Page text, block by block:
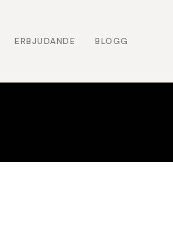
ERBJUDANDE BLOGG